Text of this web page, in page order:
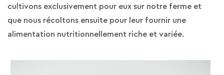
La Ferme
L'elevage
cultivons exclusivement pour eux sur notre ferme et
que nous récoltons ensuite pour leur fournir une
alimentation nutritionnellement riche et variée.